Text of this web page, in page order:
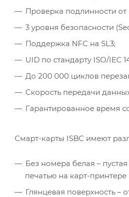
Проверка подлинности
3 уровня безопасности
Поддержка NFC на SL3;
UID по стандарту ISO/IEC
До 200 000 циклов
Скорость передачи
Гарантированное время
Смарт-карты ISBC имеют
Без номера белая –
печатью на карт-
Глянцевая поверхность –